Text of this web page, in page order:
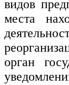
видов
места
орган